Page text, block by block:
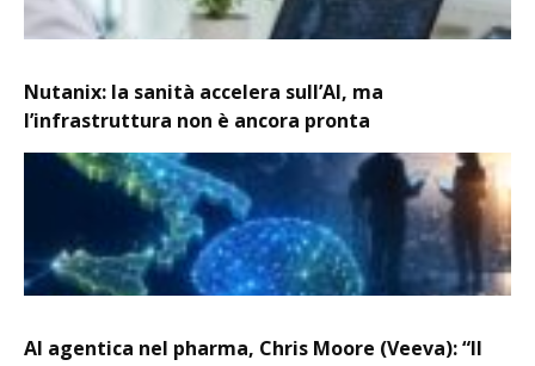
Nutanix: la sanità accelera sull’AI, ma
l’infrastruttura non è ancora pronta
AI agentica nel pharma, Chris Moore (Veeva): “Il